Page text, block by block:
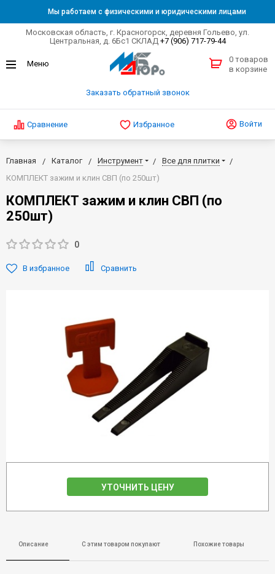
Мы работаем с физическими и юридическими лицами
Московская область, г. Красногорск, деревня Гольево, ул.
Центральная, д. 6Бс1 СКЛАД +7 (906) 717-79-44
Заказать обратный звонок
0 товаров
в корзине
Сравнение Избранное Войти
Главная Каталог Инструмент
Все для плитки
КОМПЛЕКТ зажим и клин СВП (по 250шт)
КОМПЛЕКТ зажим и клин СВП (по
250шт)
0
В избранное Сравнить
УТОЧНИТЬ ЦЕНУ
Описание С этим товаром покупают Похожие товары